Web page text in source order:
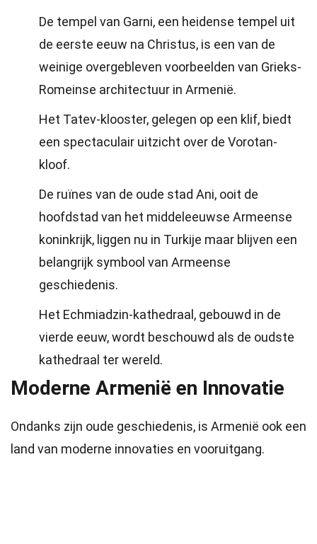
De tempel van Garni, een heidense tempel uit
de eerste eeuw na Christus, is een van de
weinige overgebleven voorbeelden van Grieks-
Romeinse architectuur in Armenië.
Het Tatev-klooster, gelegen op een klif, biedt
een spectaculair uitzicht over de Vorotan-
kloof.
De ruïnes van de oude stad Ani, ooit de
hoofdstad van het middeleeuwse Armeense
koninkrijk, liggen nu in Turkije maar blijven een
belangrijk symbool van Armeense
geschiedenis.
Het Echmiadzin-kathedraal, gebouwd in de
vierde eeuw, wordt beschouwd als de oudste
kathedraal ter wereld.
Moderne Armenië en Innovatie
Ondanks zijn oude geschiedenis, is Armenië ook een
land van moderne innovaties en vooruitgang.